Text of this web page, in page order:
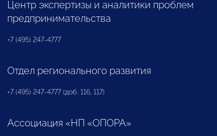
Центр экспертизы и аналитики проблем
предпринимательства
+7 (495) 247-4777
Отдел регионального развития
+7 (495) 247-4777 (доб. 116, 117)
Ассоциация «НП «ОПОРА»